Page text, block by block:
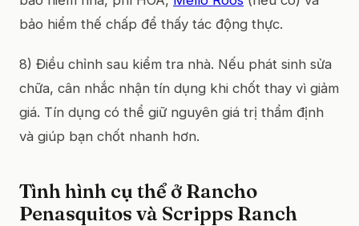
bảo hiểm thế chấp để thấy tác động thực.
8) Điều chỉnh sau kiểm tra nhà. Nếu phát sinh sửa
chữa, cân nhắc nhận tín dụng khi chốt thay vì giảm
giá. Tín dụng có thể giữ nguyên giá trị thẩm định
và giúp bạn chốt nhanh hơn.
Tình hình cụ thể ở Rancho
Penasquitos và Scripps Ranch